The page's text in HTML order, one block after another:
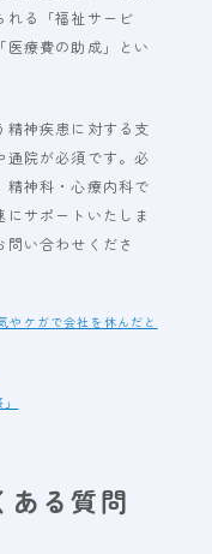
れる「福祉サービ
医療費の助成」とい
精神疾患に対する支
通院が必須です。必
精神科・心療内科で
サポートいたしま
い合わせくださ
やケガで会社を休んだと
ある質問